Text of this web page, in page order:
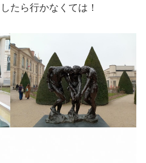
たら行かなくては！